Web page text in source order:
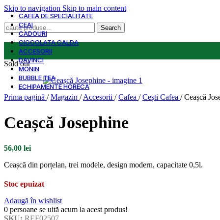
Skip to navigation Skip to main content
Search
CAFEA DE SPECIALITATE
CEAI
CADOURI
CIOCOLATA CALDA
ACCESORII
DAVINCI
MONIN
BUBBLE TEA
ECHIPAMENTE HORECA
Sold out
Prima pagină / Magazin / Accesorii / Cafea / Cești Cafea / Ceașcă
Ceașcă Josephine
56,00 lei
Ceașcă din porțelan, trei modele, design modern, capacitate 0,5l.
Stoc epuizat
Adaugă în wishlist
0 persoane se uită acum la acest produs!
SKU: REF02507